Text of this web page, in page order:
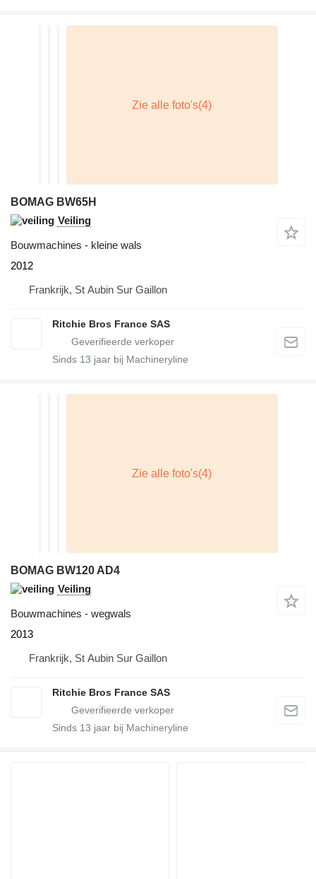
BOMAG BW65H
Veiling
Bouwmachines - kleine wals
2012
Frankrijk, St Aubin Sur Gaillon
Ritchie Bros France SAS
Sinds 13 jaar bij Machineryline
BOMAG BW120 AD4
Veiling
Bouwmachines - wegwals
2013
Frankrijk, St Aubin Sur Gaillon
Ritchie Bros France SAS
Sinds 13 jaar bij Machineryline